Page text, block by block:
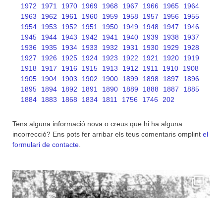
1972
1971 1970 1969 1968 1967 1966 1965
1964
1963
1962 1961 1960 1959 1958 1957 1956
1955
1954
1953 1952 1951 1950 1949 1948 1947
1946
1945
1944 1943 1942 1941 1940 1939 1938
1937
1936
1935 1934 1933 1932 1931 1930 1929
1928
1927
1926 1925 1924 1923 1922 1921 1920
1919
1918
1917 1916 1915 1913 1912 1911 1910
1908
1905
1904 1903 1902 1900 1899 1898 1897
1896
1895
1894 1892 1891 1890 1889 1888 1887
1885
1884
1883 1868 1834 1811 1756 1746 202
Tens alguna informació nova o creus que hi ha alguna
incorrecció? Ens pots fer arribar els teus comentaris omplint el
formulari de contacte